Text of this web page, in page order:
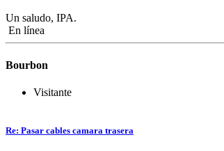
Un saludo, IPA.
En línea
Bourbon
Visitante
Re: Pasar cables camara trasera